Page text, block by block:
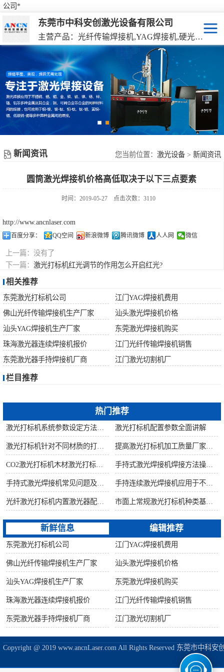
公司*
东莞市中科安创激光设备有限公司
主营产品：光纤传输焊接机,YAG焊接机,硬光路焊接机,激光器连续焊接机
新闻资讯 您当前位置： 激光设备 > 新闻资讯
圆筒激光焊接机价格高低取决于以下三点要素
时间：2019-05-27 点击次数：3110
http://www.ancnlaser.com
百度分享： QQ空间 新浪微博 腾讯微博 人人网 微信
上一篇： 没有了
下一篇： 激光打标机红光调节的作用怎么开启红光?
相关推荐
东莞激光打标机公司
江门YAG焊接机费用
佛山光纤传输焊接机生产厂家
汕头激光焊接机价格
汕头YAG焊接机生产厂家
东莞激光焊接机购买
珠海激光器连续焊接机报价
江门光纤传输焊接机销售
东莞激光器手持焊接机厂商
江门激光切割机厂
栏目推荐
热门推荐
激光打标机配置参数全面讲解
新鲜信息 编辑推荐
东莞激光打标机公司 江门YAG焊接机费用
佛山光纤传输焊接机生产厂家 汕头激光焊接机价格
汕头YAG焊接机生产厂家 东莞激光焊接机购买
珠海激光器连续焊接机报价 江门光纤传输焊接机销售
东莞激光器手持焊接机厂商 江门激光切割机厂
Copyright @ 2019 www.ancnLaser.com All Rights Reserved 东莞市中科
激光焊接机
激光打标机
激光切割机
YAG硬光路激光焊接机
光纤传输激光焊接机
光纤激光器连续焊接机
机械手激光焊接机
手持激光焊接机